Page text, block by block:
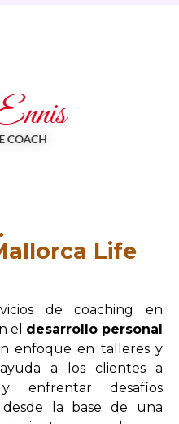
Life
de coaching en
el desarrollo personal
enfoque en talleres y
a los clientes a
enfrentar desafíos
desde la base de una